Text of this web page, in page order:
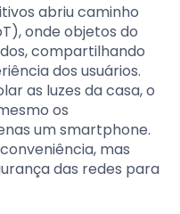
abriu caminho
onde objetos do
compartilhando
dos usuários.
as luzes da casa, o
os
um smartphone.
mas
das redes para